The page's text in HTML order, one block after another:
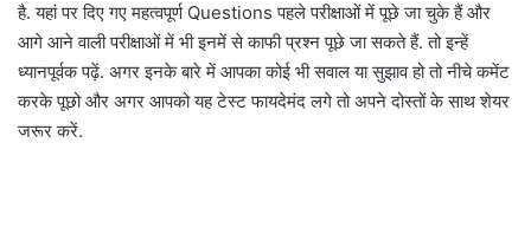
है. यहां पर दिए गए महत्वपूर्ण Questions पहले परीक्षाओं में पूछे जा चुके हैं और
आगे आने वाली परीक्षाओं में भी इनमें से काफी प्रश्न पूछे जा सकते हैं. तो इन्हें
ध्यानपूर्वक पढ़ें. अगर इनके बारे में आपका कोई भी सवाल या सुझाव हो तो नीचे कमेंट
करके पूछो और अगर आपको यह टेस्ट फायदेमंद लगे तो अपने दोस्तों के साथ शेयर
जरूर करें.